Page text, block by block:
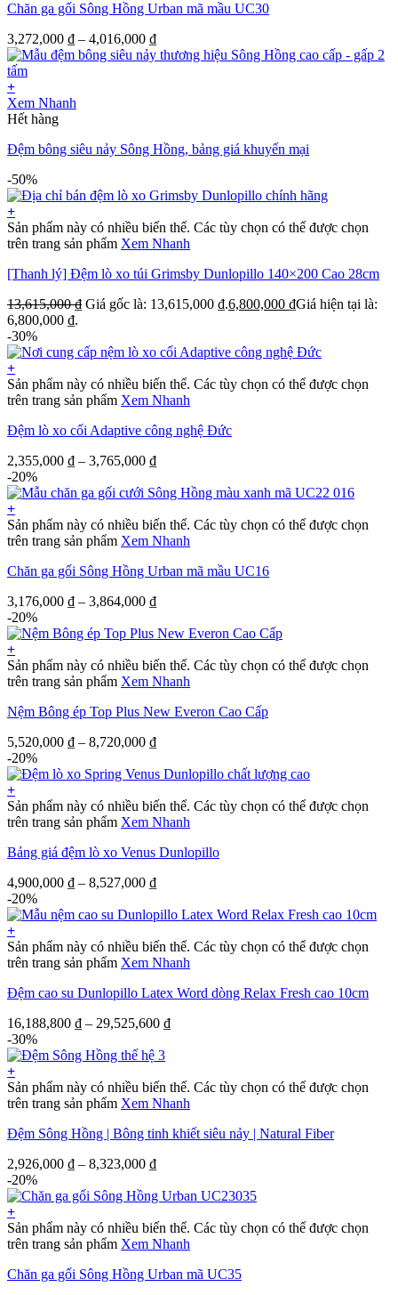
Chăn ga gối Sông Hồng Urban mã mầu UC30
3,272,000 ₫ – 4,016,000 ₫
+
Xem Nhanh
Hết hàng
Đệm bông siêu nảy Sông Hồng, bảng giá khuyến mại
-50%
+
Sản phẩm này có nhiều biến thể. Các tùy chọn có thể được chọn
trên trang sản phẩm Xem Nhanh
[Thanh lý] Đệm lò xo túi Grimsby Dunlopillo 140×200 Cao 28cm
13,615,000₫ Giá gốc là: 13,615,000 ₫.6,800,000 ₫Giá hiện tại là:
6,800,000 ₫.
-30%
+
Sản phẩm này có nhiều biến thể. Các tùy chọn có thể được chọn
trên trang sản phẩm Xem Nhanh
Đệm lò xo cối Adaptive công nghệ Đức
2,355,000 ₫ – 3,765,000 ₫
-20%
+
Sản phẩm này có nhiều biến thể. Các tùy chọn có thể được chọn
trên trang sản phẩm Xem Nhanh
Chăn ga gối Sông Hồng Urban mã mầu UC16
3,176,000 ₫ – 3,864,000 ₫
-20%
+
Sản phẩm này có nhiều biến thể. Các tùy chọn có thể được chọn
trên trang sản phẩm Xem Nhanh
Nệm Bông ép Top Plus New Everon Cao Cấp
5,520,000 ₫ – 8,720,000 ₫
-20%
+
Sản phẩm này có nhiều biến thể. Các tùy chọn có thể được chọn
trên trang sản phẩm Xem Nhanh
Bảng giá đệm lò xo Venus Dunlopillo
4,900,000 ₫ – 8,527,000 ₫
-20%
+
Sản phẩm này có nhiều biến thể. Các tùy chọn có thể được chọn
trên trang sản phẩm Xem Nhanh
Đệm cao su Dunlopillo Latex Word dòng Relax Fresh cao 10cm
16,188,800 ₫ – 29,525,600 ₫
-30%
+
Sản phẩm này có nhiều biến thể. Các tùy chọn có thể được chọn
trên trang sản phẩm Xem Nhanh
Đệm Sông Hồng | Bông tinh khiết siêu nảy | Natural Fiber
2,926,000 ₫ – 8,323,000 ₫
-20%
+
Sản phẩm này có nhiều biến thể. Các tùy chọn có thể được chọn
trên trang sản phẩm Xem Nhanh
Chăn ga gối Sông Hồng Urban mã UC35